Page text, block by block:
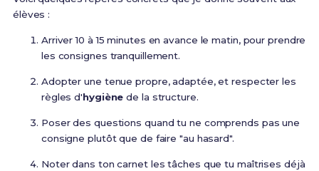
élèves :
Arriver 10 à 15 minutes en avance le matin, pour prendre
les consignes tranquillement.
Adopter une tenue propre, adaptée, et respecter les
règles d'hygiène de la structure.
Poser des questions quand tu ne comprends pas une
consigne plutôt que de faire "au hasard".
Noter dans ton carnet les tâches que tu maîtrises déjà